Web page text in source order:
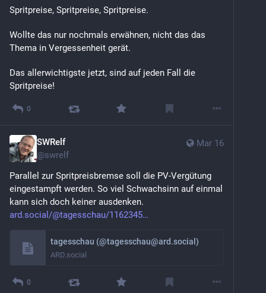
Spritpreise, Spritpreise, Spritpreise.
Wollte das nur nochmals erwähnen, nicht das das
Thema in Vergessenheit gerät.
Das allerwichtigste jetzt, sind auf jeden Fall die
Spritpreise!
0
Mar 16
SWRelf
@swrelf
Parallel zur Spritpreisbremse soll die PV-Vergütung
eingestampft werden. So viel Schwachsinn auf einmal
kann sich doch keiner ausdenken.
ard.social/@tagesschau/1162345
tagesschau (@tagesschau@ard.social)
ARD.social
0